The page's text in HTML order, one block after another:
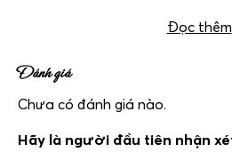
Đọc thêm
Đánh giá
Chưa có đánh giá nào.
Hãy là người đầu tiên nhận